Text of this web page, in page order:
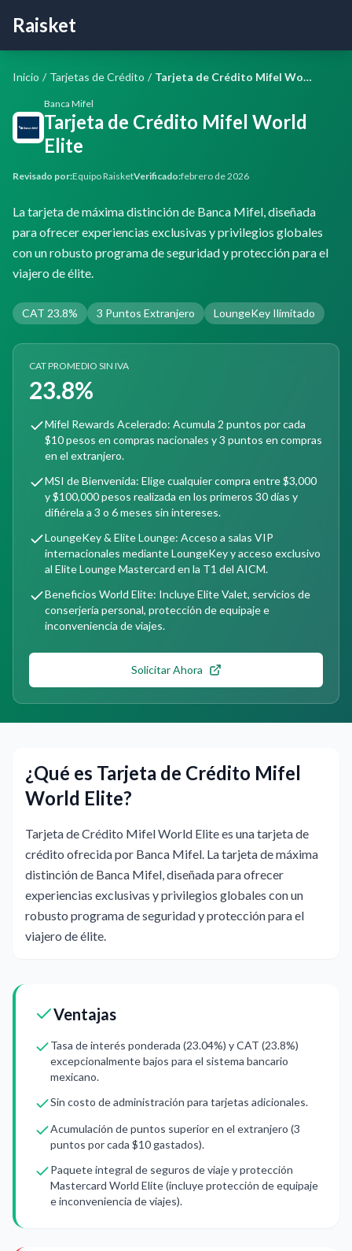
Raisket
Inicio / Tarjetas de Crédito / Tarjeta de Crédito Mifel World Elite
Banca Mifel
Tarjeta de Crédito Mifel World
Elite
Revisado por:Equipo RaisketVerificado:febrero de 2026
La tarjeta de máxima distinción de Banca Mifel, diseñada
para ofrecer experiencias exclusivas y privilegios globales
con un robusto programa de seguridad y protección para el
viajero de élite.
CAT 23.8% 3 Puntos Extranjero LoungeKey Ilimitado
CAT PROMEDIO SIN IVA
23.8%
Mifel Rewards Acelerado: Acumula 2 puntos por cada
$10 pesos en compras nacionales y 3 puntos en compras
en el extranjero.
MSI de Bienvenida: Elige cualquier compra entre $3,000
y $100,000 pesos realizada en los primeros 30 días y
difiérela a 3 o 6 meses sin intereses.
LoungeKey & Elite Lounge: Acceso a salas VIP
internacionales mediante LoungeKey y acceso exclusivo
al Elite Lounge Mastercard en la T1 del AICM.
Beneficios World Elite: Incluye Elite Valet, servicios de
conserjería personal, protección de equipaje e
inconveniencia de viajes.
Solicitar Ahora
¿Qué es Tarjeta de Crédito Mifel
World Elite?
Tarjeta de Crédito Mifel World Elite es una tarjeta de
crédito ofrecida por Banca Mifel. La tarjeta de máxima
distinción de Banca Mifel, diseñada para ofrecer
experiencias exclusivas y privilegios globales con un
robusto programa de seguridad y protección para el
viajero de élite.
Ventajas
Tasa de interés ponderada (23.04%) y CAT (23.8%)
excepcionalmente bajos para el sistema bancario
mexicano.
Sin costo de administración para tarjetas adicionales.
Acumulación de puntos superior en el extranjero (3
puntos por cada $10 gastados).
Paquete integral de seguros de viaje y protección
Mastercard World Elite (incluye protección de equipaje
e inconveniencia de viajes).